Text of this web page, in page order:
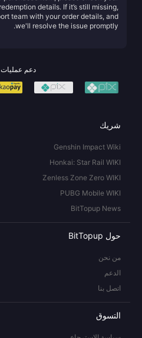
details. If it’s still missing,
team with your order details, and
we'll resolve the issue promptly.
دعم عمليات
شريك
Genshin Impact Wiki
Honkai: Star Rail WIKI
Zenless Zone Zero WIKI
PUBG Mobile WIKI
BitTopup News
حول BitTopup
من نحن
الدعم
اتصل بنا
التسوق